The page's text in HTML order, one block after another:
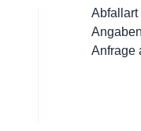
Abfallart
Anfrage